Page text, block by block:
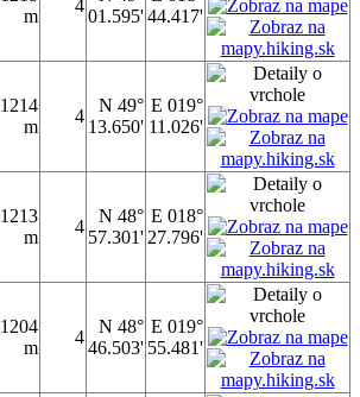
m
4
01.595'44.417'
1214
m
4
N 49°
13.650'
E 019°
11.026'
1213
m
4
N 48°
57.301'
E 018°
27.796'
1204
m
4
N 48°
46.503'
E 019°
55.481'